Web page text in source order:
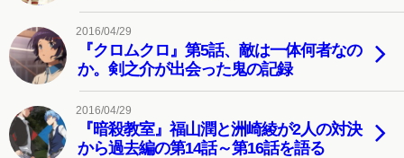
2016/04/29
『クロムクロ』第5話、敵は一体何者なの
か。剣之介が出会った鬼の記録
2016/04/29
『暗殺教室』福山潤と洲崎綾が2人の対決
から過去編の第14話～第16話を語る